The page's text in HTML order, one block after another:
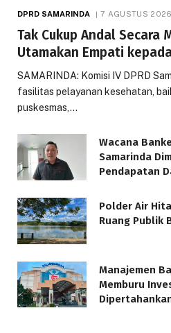
DPRD SAMARINDA 7 AGUSTUS 2026
Tak Cukup Andal Secara
Utamakan Empati
SAMARINDA: Komisi IV DPRD
fasilitas pelayanan kesehatan,
puskesmas,…
Wacana
Samarinda
Pendapatan
Polder Air
Ruang Publik
Manajemen
Memburu